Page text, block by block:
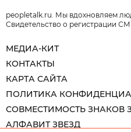
peopletalk.ru. Мы вдохновляем
Свидетельство о регистрации
МЕДИА-КИТ
КОНТАКТЫ
КАРТА САЙТА
ПОЛИТИКА
СОВМЕСТИМОСТЬ ЗНАКОВ
АЛФАВИТ ЗВЕЗД